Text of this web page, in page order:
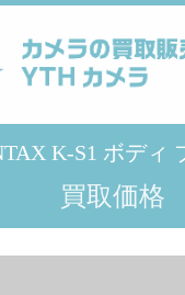
K-S1 ボディ
買取価格